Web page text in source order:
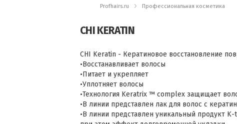
Profhairs.ru Профессиональная косметика
CHI KERATIN
CHI Keratin - Кератиновое восстановление
•Восстанавливает волосы
•Питает и укрепляет
•Уплотняет волосы
•Технология Keratrix ™ complex защищает
•В линии представлен лак для волос с
•В линии представлен уникальный продукт